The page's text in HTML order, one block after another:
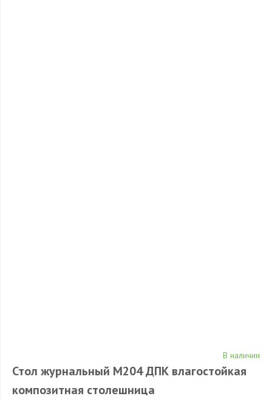
В наличии
Стол журнальный М204 ДПК влагостойкая
композитная столешница